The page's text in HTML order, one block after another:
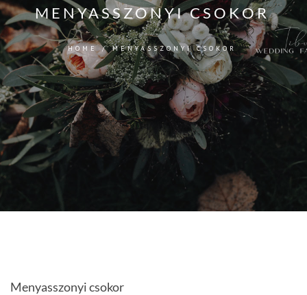
MENYASSZONYI CSOKOR
HOME/MENYASSZONYI CSOKOR
Menyasszonyi csokor